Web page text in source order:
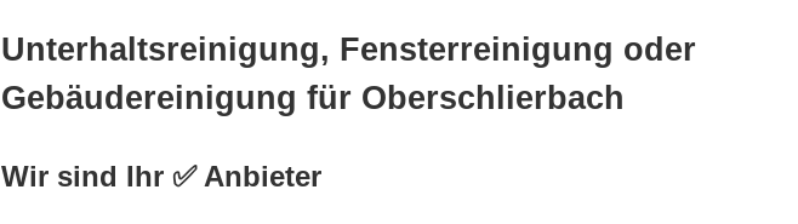
Unterhaltsreinigung, Fensterreinigung oder
Gebäudereinigung für Oberschlierbach
Wir sind Ihr ✅ Anbieter